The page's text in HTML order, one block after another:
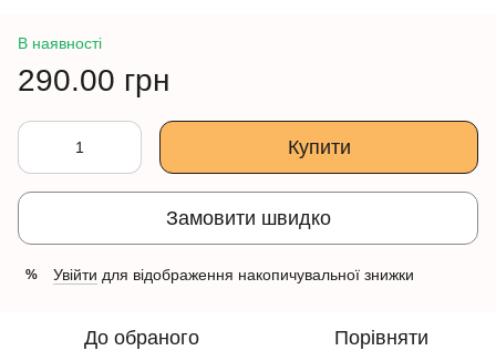
В наявності
290.00 грн
Купити
Замовити швидко
% Увійти для відображення накопичувальної знижки
До обраного Порівняти